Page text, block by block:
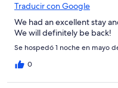
Traducir con Google
We had an excellent stay
We will definitely be back!
Se hospedó 1 noche en mayo
0